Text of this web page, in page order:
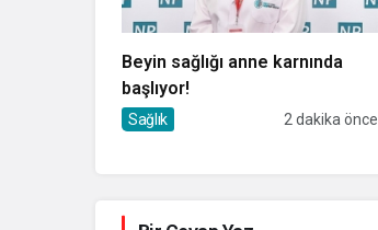
Beyin sağlığı anne karnında
başlıyor!
Sağlık 2 dakika önce